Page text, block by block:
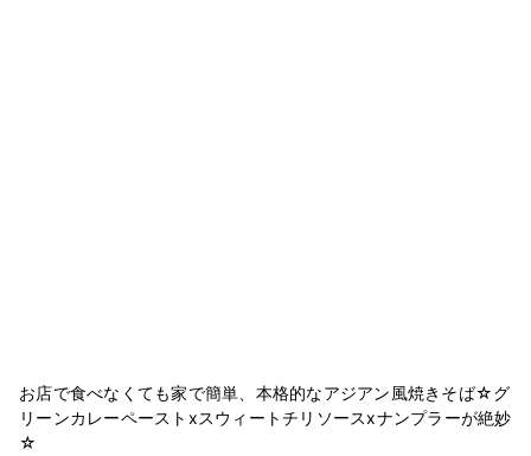
お店で食べなくても家で簡単、本格的なアジアン風焼きそば☆グ
リーンカレーペーストxスウィートチリソースxナンプラーが絶妙
☆